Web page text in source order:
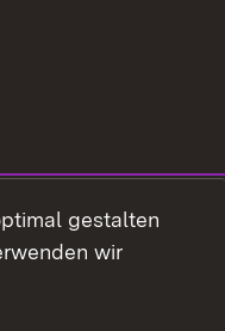
gestalten
wir